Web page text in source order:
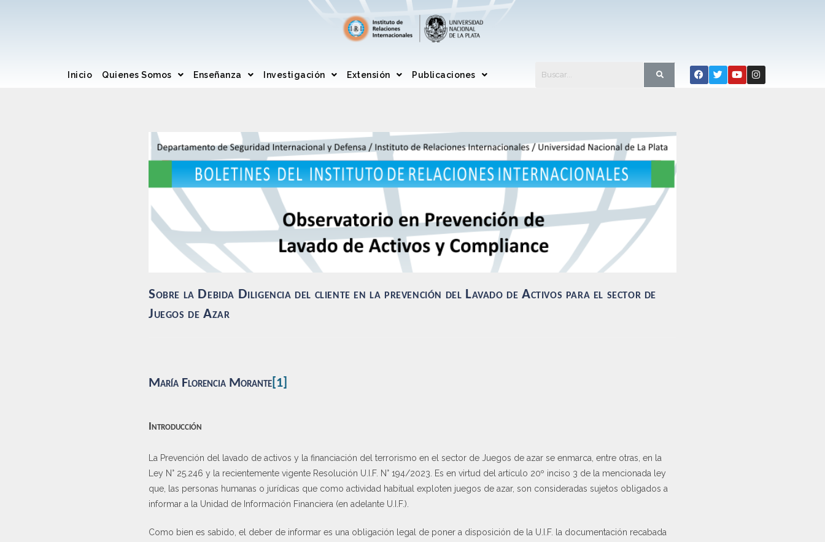
Inicio Quienes Somos Enseñanza Investigación Extensión Publicaciones
Sobre la Debida Diligencia del cliente en la prevención del Lavado de Activos para el sector de
Juegos de Azar
María Florencia Morante [1]
Introducción
La Prevención del lavado de activos y la financiación del terrorismo en el sector de Juegos de azar se enmarca, entre otras, en la
Ley N° 25.246 y la recientemente vigente Resolución U.I.F. N° 194/2023. Es en virtud del artículo 20º inciso 3 de la mencionada ley
que, las personas humanas o jurídicas que como actividad habitual exploten juegos de azar, son consideradas sujetos obligados a
informar a la Unidad de Información Financiera (en adelante U.I.F.).
Como bien es sabido, el deber de informar es una obligación legal de poner a disposición de la U.I.F. la documentación recabada